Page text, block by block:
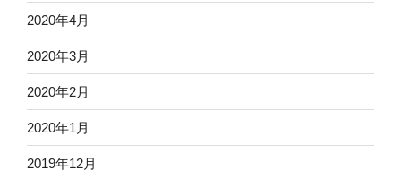
2020年4月
2020年3月
2020年2月
2020年1月
2019年12月